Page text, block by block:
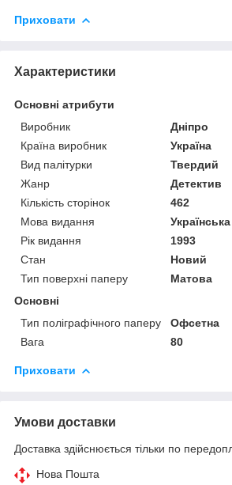
Приховати
Характеристики
Основні атрибути
Виробник
Дніпро
Країна виробник
Україна
Вид палітурки
Твердий
Жанр
Детектив
Кількість сторінок
462
Мова видання
Українська
Рік видання
1993
Стан
Новий
Тип поверхні паперу
Матова
Основні
Тип поліграфічного паперу
Офсетна
Вага
80
Приховати
Умови доставки
Доставка здійснюється тільки по
Нова Пошта